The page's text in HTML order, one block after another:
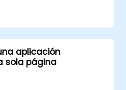
aplicación
sola página